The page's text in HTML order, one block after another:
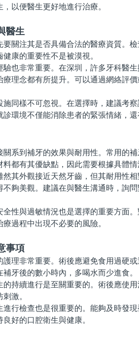
以便醫生更好地進行治療。
醫生
注其是否具備合法的醫療資質。檢
康的重要性不是被漠視。
非常重要。在深圳，許多牙科醫生
理念都有所提升。可以通過網絡評
樣不可忽視。在選擇時，建議考察
環境不僅能消除患者的緊張情緒，還
到補牙的效果與耐用性。常用的補
都有其優缺點，因此需要根據具體情
外觀接近天然牙齒，但其耐用性相
不夠美觀。建議在與醫生溝通時，詢
與過敏情況也是選擇的重要方面。
過程中出現不必要的風險。
事項
非常重要。術後應避免食用過硬或
牙後的數小時內，多喝水而少進食。
續進行是至關重要的。術後應使用
激。
檢查也是很重要的。能夠及時發現
好的口腔衛生與健康。